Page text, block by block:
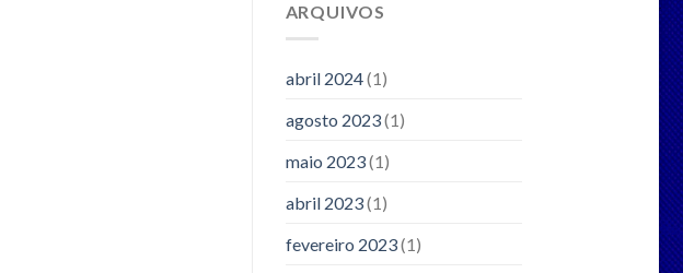
ARQUIVOS
abril 2024(1)
agosto 2023(1)
maio 2023(1)
abril 2023(1)
fevereiro 2023(1)